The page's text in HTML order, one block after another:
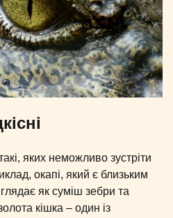
яких неможливо зустріти
окапі, який є близьким
як суміш зебри та
кішка – один із